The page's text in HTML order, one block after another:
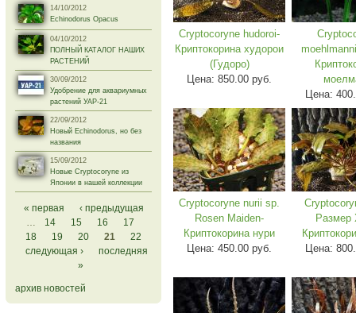
14/10/2012
Echinodorus Opacus
04/10/2012
ПОЛНЫЙ КАТАЛОГ НАШИХ
РАСТЕНИЙ
30/09/2012
Удобрение для аквариумных
растений УАР-21
22/09/2012
Новый Echinodorus, но без
названия
15/09/2012
Новые Cryptocoryne из
Японии в нашей коллекции
« первая
‹ предыдущая
14 15 16
17
18
19 20 21
22
следующая ›
последняя
»
архив новостей
Cryptocoryne hudoroi-
Криптокорина худорои
(Гудоро)
Цена:850.00 руб.
Цена:
Cryptocoryne nurii sp.
Rosen Maiden-
Криптокорина нури
Цена:450.00 руб.
Размер
Цена: